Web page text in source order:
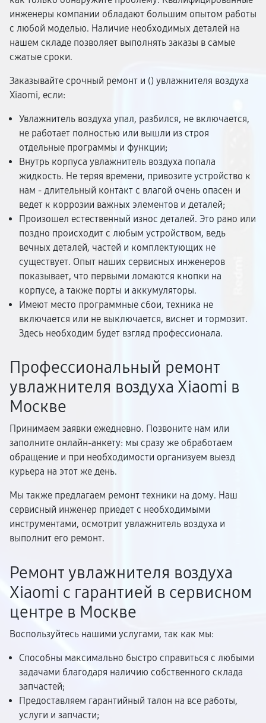
инженеры компании обладают большим опытом работы
с любой моделью. Наличие необходимых деталей на
нашем складе позволяет выполнять заказы в самые
сжатые сроки.
Заказывайте срочный ремонт и () увлажнителя воздуха
Xiaomi, если:
Увлажнитель воздуха упал, разбился, не включается,
не работает полностью или вышли из строя
отдельные программы и функции;
Внутрь корпуса увлажнитель воздуха попала
жидкость. Не теряя времени, привозите устройство к
нам - длительный контакт с влагой очень опасен и
ведет к коррозии важных элементов и деталей;
Произошел естественный износ деталей. Это рано или
поздно происходит с любым устройством, ведь
вечных деталей, частей и комплектующих не
существует. Опыт наших сервисных инженеров
показывает, что первыми ломаются кнопки на
корпусе, а также порты и аккумуляторы.
Имеют место программные сбои, техника не
включается или не выключается, виснет и тормозит.
Здесь необходим будет взгляд профессионала.
Профессиональный ремонт
увлажнителя воздуха Xiaomi в
Москве
Принимаем заявки ежедневно. Позвоните нам или
заполните онлайн-анкету: мы сразу же обработаем
обращение и при необходимости организуем выезд
курьера на этот же день.
Мы также предлагаем ремонт техники на дому. Наш
сервисный инженер приедет с необходимыми
инструментами, осмотрит увлажнитель воздуха и
выполнит его ремонт.
Ремонт увлажнителя воздуха
Xiaomi с гарантией в сервисном
центре в Москве
Воспользуйтесь нашими услугами, так как мы:
Способны максимально быстро справиться с любыми
задачами благодаря наличию собственного склада
запчастей;
Предоставляем гарантийный талон на все работы,
услуги и запчасти;